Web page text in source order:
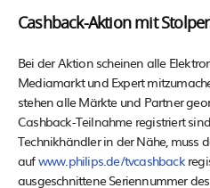
Cashback-Aktion mit
Bei der Aktion scheinen alle
Mediamarkt und Expert
stehen alle Märkte und Partner
Cashback-Teilnahme registriert
Technikhändler in der Nähe, muss
aufwww.philips.de/tvcashback
ausgeschnittene Seriennummer